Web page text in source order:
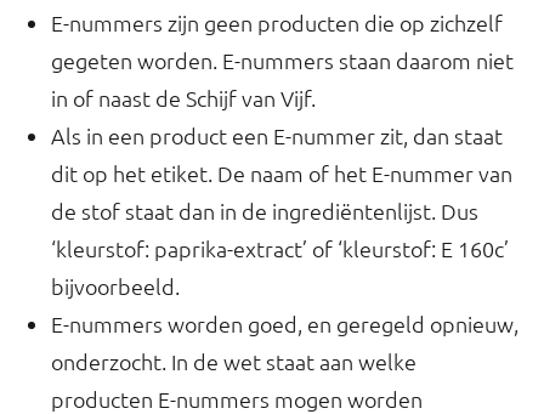
E-nummers zijn geen producten die op zichzelf
gegeten worden. E-nummers staan daarom niet
in of naast de Schijf van Vijf.
Als in een product een E-nummer zit, dan staat
dit op het etiket. De naam of het E-nummer van
de stof staat dan in de ingrediëntenlijst. Dus
‘kleurstof: paprika-extract’ of ‘kleurstof: E 160c’
bijvoorbeeld.
E-nummers worden goed, en geregeld opnieuw,
onderzocht. In de wet staat aan welke
producten E-nummers mogen worden